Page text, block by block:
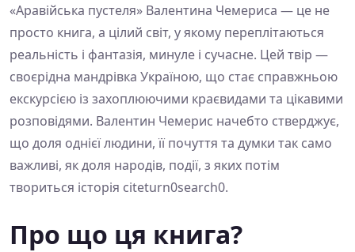
«Аравійська пустеля» Валентина Чемериса — це не
просто книга, а цілий світ, у якому переплітаються
реальність і фантазія, минуле і сучасне. Цей твір —
своєрідна мандрівка Україною, що стає справжньою
екскурсією із захоплюючими краєвидами та цікавими
розповідями. Валентин Чемерис начебто стверджує,
що доля однієї людини, її почуття та думки так само
важливі, як доля народів, події, з яких потім
твориться історія citeturn0search0.
Про що ця книга?